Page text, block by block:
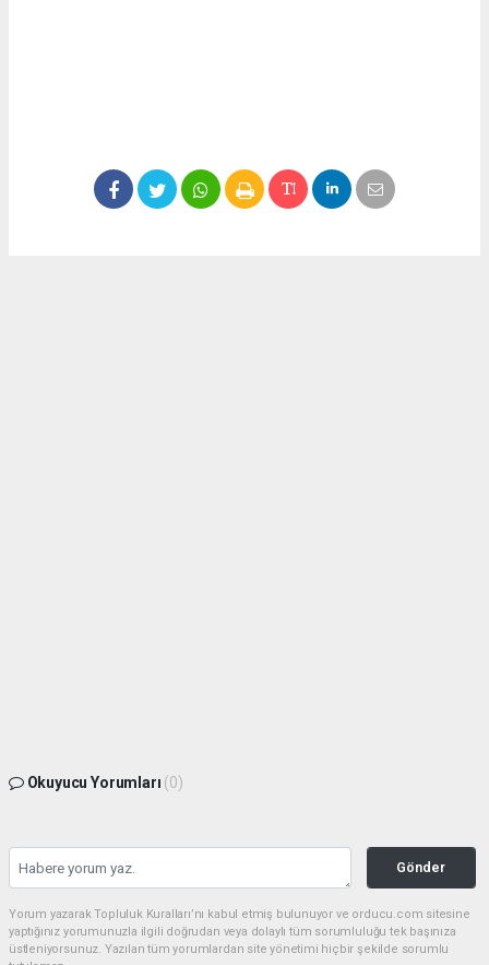
Okuyucu Yorumları (0)
Gönder
Yorum yazarak Topluluk Kuralları’nı kabul etmiş bulunuyor ve orducu.com sitesine
yaptığınız yorumunuzla ilgili doğrudan veya dolaylı tüm sorumluluğu tek başınıza
üstleniyorsunuz. Yazılan tüm yorumlardan site yönetimi hiçbir şekilde sorumlu